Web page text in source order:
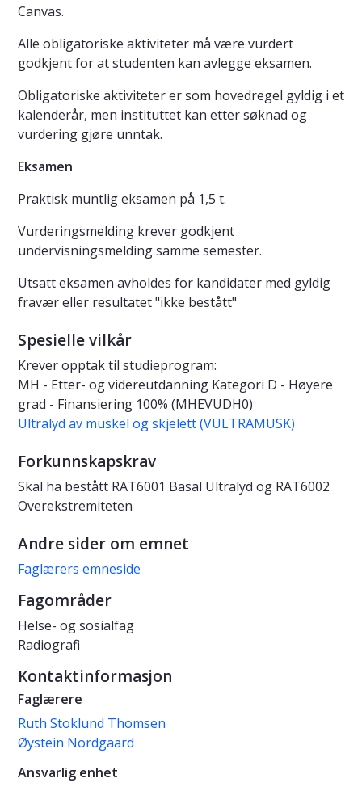
Canvas.
Alle obligatoriske aktiviteter må være vurdert
godkjent for at studenten kan avlegge eksamen.
Obligatoriske aktiviteter er som hovedregel gyldig i et
kalenderår, men instituttet kan etter søknad og
vurdering gjøre unntak.
Eksamen
Praktisk muntlig eksamen på 1,5 t.
Vurderingsmelding krever godkjent
undervisningsmelding samme semester.
Utsatt eksamen avholdes for kandidater med gyldig
fravær eller resultatet "ikke bestått"
Spesielle vilkår
Krever opptak til studieprogram:
MH - Etter- og videreutdanning Kategori D - Høyere
grad - Finansiering 100% (MHEVUDH0)
Ultralyd av muskel og skjelett (VULTRAMUSK)
Forkunnskapskrav
Skal ha bestått RAT6001 Basal Ultralyd og RAT6002
Overekstremiteten
Andre sider om emnet
Faglærers emneside
Fagområder
Helse- og sosialfag
Radiografi
Kontaktinformasjon
Faglærere
Ruth Stoklund Thomsen
Øystein Nordgaard
Ansvarlig enhet